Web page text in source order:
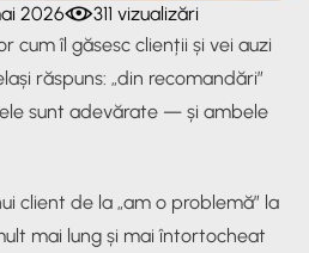
2026
311 vizualizări
cum îl găsesc clienții și vei auzi
răspuns: „din recomandări”
sunt adevărate — și ambele
client de la „am o problemă” la
mai lung și mai întortocheat